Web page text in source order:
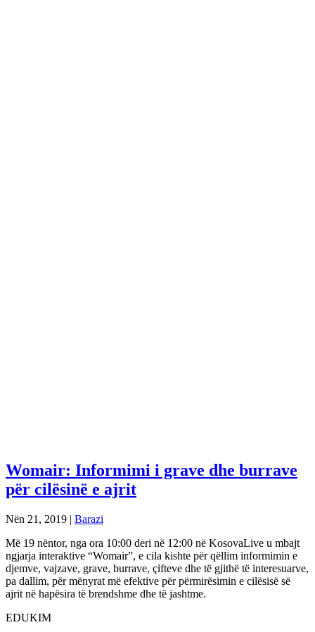
Womair: Informimi i grave dhe burrave
për cilësinë e ajrit
Nën 21, 2019 | Barazi
Më 19 nëntor, nga ora 10:00 deri në 12:00 në KosovaLive u mbajt
ngjarja interaktive “Womair”, e cila kishte për qëllim informimin e
djemve, vajzave, grave, burrave, çifteve dhe të gjithë të interesuarve,
pa dallim, për mënyrat më efektive për përmirësimin e cilësisë së
ajrit në hapësira të brendshme dhe të jashtme.
EDUKIM